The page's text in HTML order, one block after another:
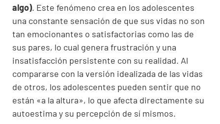
algo). Este fenómeno crea en los adolescentes
una constante sensación de que sus vidas no son
tan emocionantes o satisfactorias como las de
sus pares, lo cual genera frustración y una
insatisfacción persistente con su realidad. Al
compararse con la versión idealizada de las vidas
de otros, los adolescentes pueden sentir que no
están «a la altura», lo que afecta directamente su
autoestima y su percepción de sí mismos.